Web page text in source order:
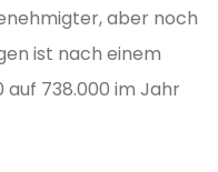
aber noch
ist nach einem
738.000 im Jahr